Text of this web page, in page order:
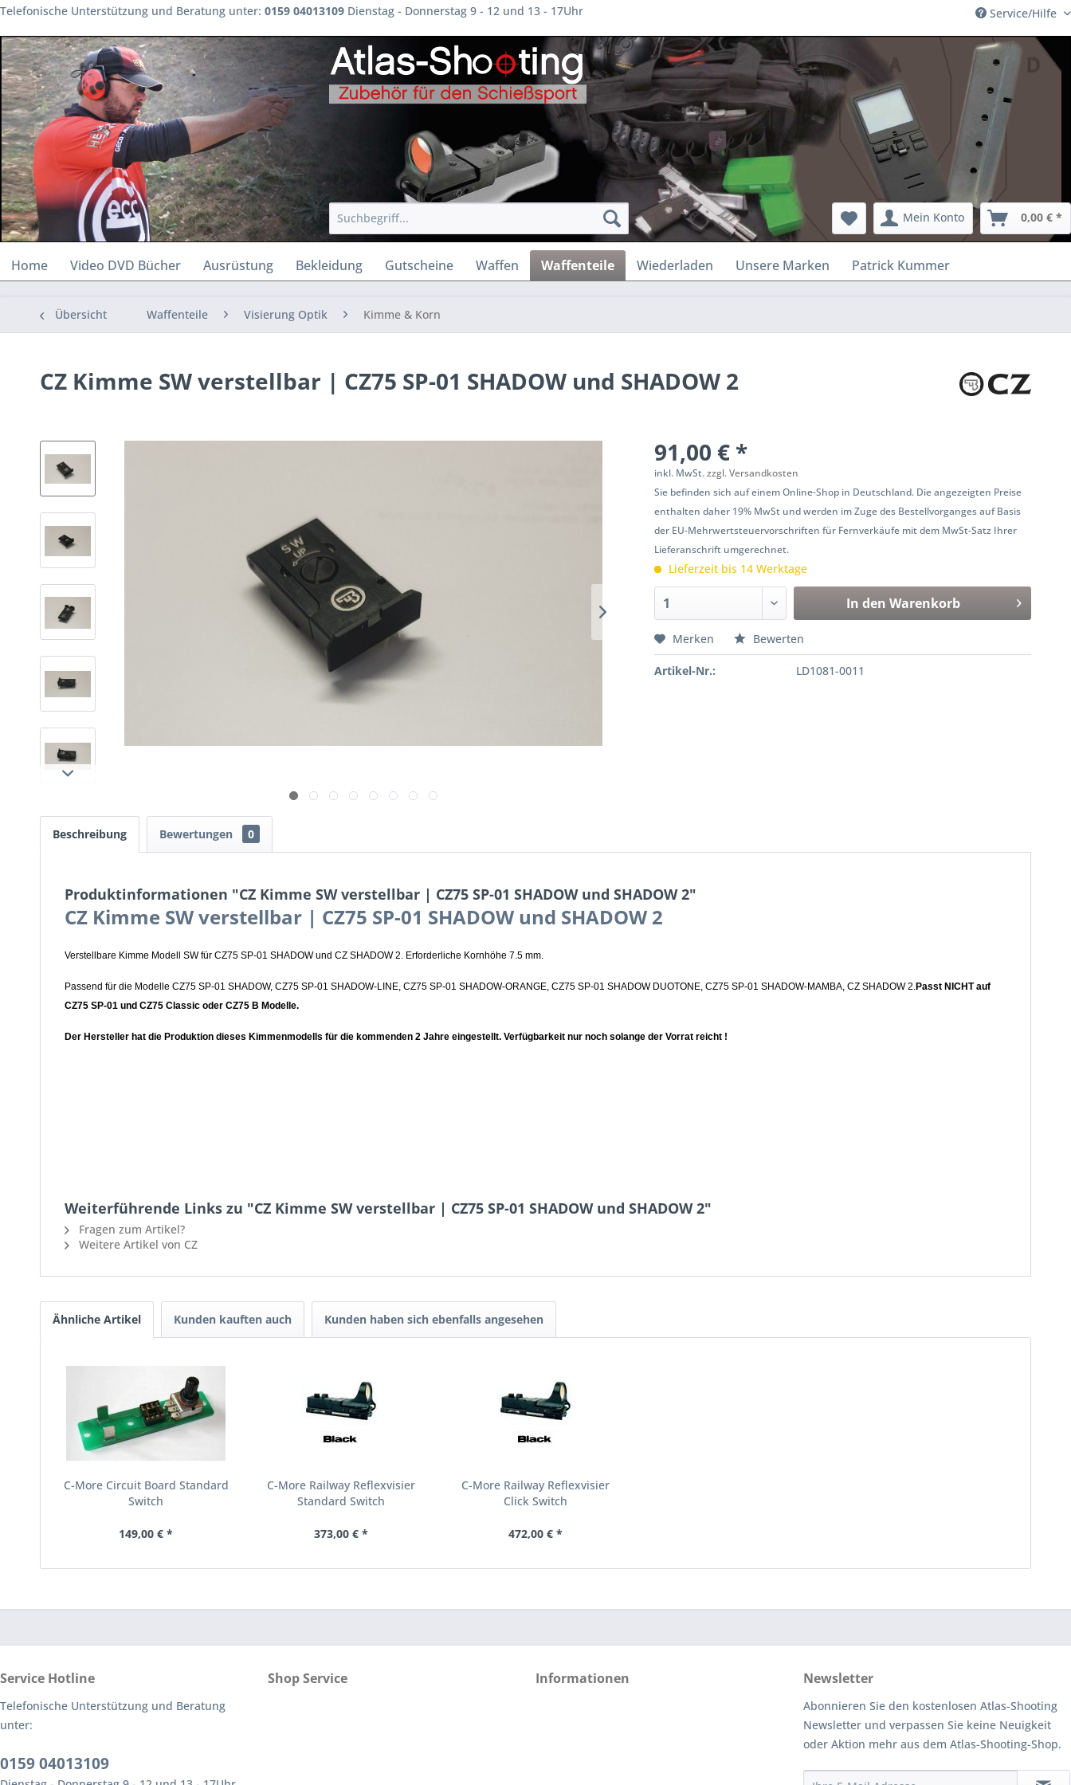
Telefonische Unterstützung und Beratung unter: 0159 04013109 Dienstag - Donnerstag 9 - 12 und 13 - 17Uhr Service/Hilfe
Mein Konto 0,00 € *
Home Video DVD Bücher Ausrüstung Bekleidung Gutscheine Waffen Waffenteile Wiederladen Unsere Marken Patrick Kummer
Übersicht Waffenteile Visierung Optik Kimme & Korn
CZ Kimme SW verstellbar | CZ75 SP-01 SHADOW und SHADOW 2
91,00 € *
inkl. MwSt.zzgl. Versandkosten
Sie befinden sich auf einem Online-Shop in Deutschland. Die angezeigten Preise
enthalten daher 19% MwSt und werden im Zuge des Bestellvorganges auf Basis
der EU-Mehrwertsteuervorschriften für Fernverkäufe mit dem MwSt-Satz Ihrer
Lieferanschrift umgerechnet.
Lieferzeit bis 14 Werktage
In den Warenkorb
Merken Bewerten
Artikel-Nr.: LD1081-0011
Beschreibung Bewertungen 0
Produktinformationen "CZ Kimme SW verstellbar | CZ75 SP-01 SHADOW und SHADOW 2"
CZ Kimme SW verstellbar | CZ75 SP-01 SHADOW und SHADOW 2
Verstellbare Kimme Modell SW für CZ75 SP-01 SHADOW und CZ SHADOW 2. Erforderliche Kornhöhe 7.5 mm.
Passend für die Modelle CZ75 SP-01 SHADOW, CZ75 SP-01 SHADOW-LINE, CZ75 SP-01 SHADOW-ORANGE, CZ75 SP-01 SHADOW DUOTONE, CZ75 SP-01 SHADOW-MAMBA, CZ SHADOW 2. Passt NICHT auf
CZ75 SP-01 und CZ75 Classic oder CZ75 B Modelle.
Der Hersteller hat die Produktion dieses Kimmenmodells für die kommenden 2 Jahre eingestellt. Verfügbarkeit nur noch solange der Vorrat reicht !
Weiterführende Links zu "CZ Kimme SW verstellbar | CZ75 SP-01 SHADOW und SHADOW 2"
Fragen zum Artikel?
Weitere Artikel von CZ
Ähnliche Artikel Kunden kauften auch Kunden haben sich ebenfalls angesehen
C-More Circuit Board Standard
Switch
149,00 € *
C-More Railway Reflexvisier
Standard Switch
373,00 € *
C-More Railway Reflexvisier
Click Switch
472,00 € *
Service Hotline
Telefonische Unterstützung und Beratung
unter:
0159 04013109
Shop Service Informationen Newsletter
Abonnieren Sie den kostenlosen Atlas-Shooting
Newsletter und verpassen Sie keine Neuigkeit
oder Aktion mehr aus dem Atlas-Shooting-Shop.